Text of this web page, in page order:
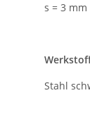
s = 3 mm
Stahl